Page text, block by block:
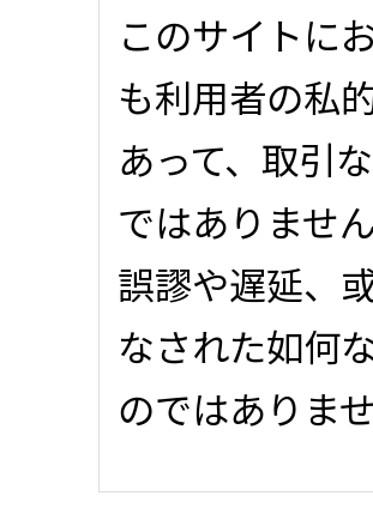
このサイトに
も利用者の私
あって、取引
ではありませ
誤謬や遅延、
なされた如何
のではありませ